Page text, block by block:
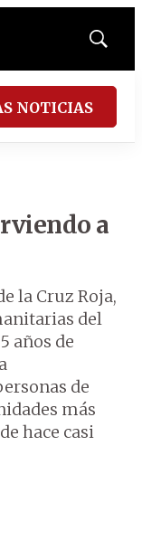
Mostrar
NOTICIAS
a
la Cruz Roja,
del
años de
de
más
hace casi